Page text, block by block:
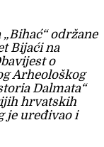
održane
Bijaći na
o
Arheološkog
Dalmata“
hrvatskih
je uređivao i